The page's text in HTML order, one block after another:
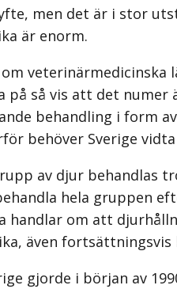
men det är i stor
är enorm.
på så vis att det
behandling i form
behöver Sverige
av djur behandlas
hela gruppen
handlar om att
även
gjorde i början av